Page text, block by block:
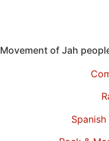
Movement of Jah